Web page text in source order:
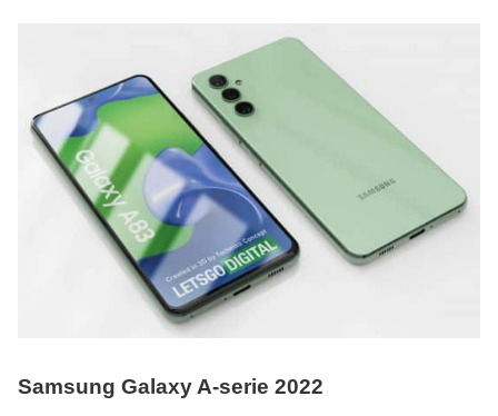
Samsung Galaxy A-serie 2022